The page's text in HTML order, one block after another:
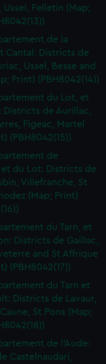
Felletin (Map;
de la
Cantal: Districts de
Ussel, Besse and
Print) (PBH8042(14))
du Lot, et
Districts de Aurillac,
Figeac, Martel
(PBH8042(15))
de
et du Lot: Districts de
Villefranche, St
(Map; Print)
du Tarn, et
Districts de Gaillac,
and St Affrique
(PBH8042(17))
du Tarn et
Districts de Lavaur,
St Pons (Map;
de l'Aude:
Castelnaudari,